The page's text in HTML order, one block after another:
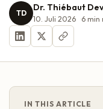
TD Dr. Thiébaut
10. Juli 2026 6 min
IN THIS ARTICLE